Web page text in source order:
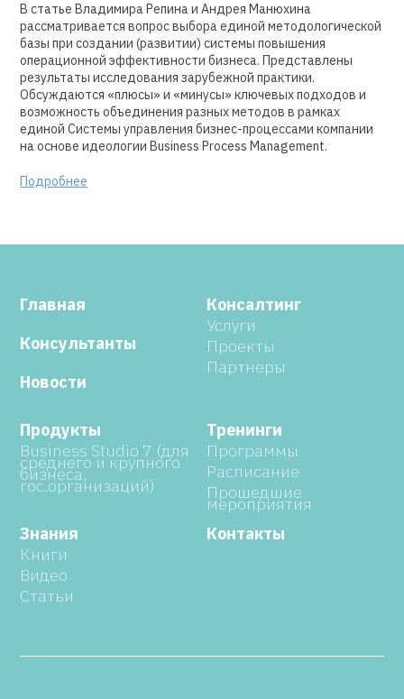
В статье Владимира Репина и Андрея Манюхина
рассматривается вопрос выбора единой методологической
базы при создании (развитии) системы повышения
операционной эффективности бизнеса. Представлены
результаты исследования зарубежной практики.
Обсуждаются «плюсы» и «минусы» ключевых подходов и
возможность объединения разных методов в рамках
единой Системы управления бизнес-процессами компании
на основе идеологии Business Process Management.
Подробнее
Главная
Консультанты
Новости
Консалтинг
Услуги
Проекты
Партнеры
Продукты
Business Studio 7 (для
среднего и крупного
бизнеса,
гос.организаций)
Тренинги
Программы
Расписание
Прошедшие
мероприятия
Знания
Книги
Видео
Статьи
Контакты